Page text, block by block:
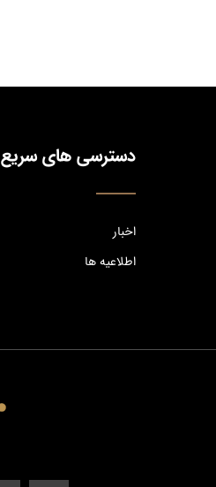
دسترسی های سریع
اخبار
اطلاعیه ها